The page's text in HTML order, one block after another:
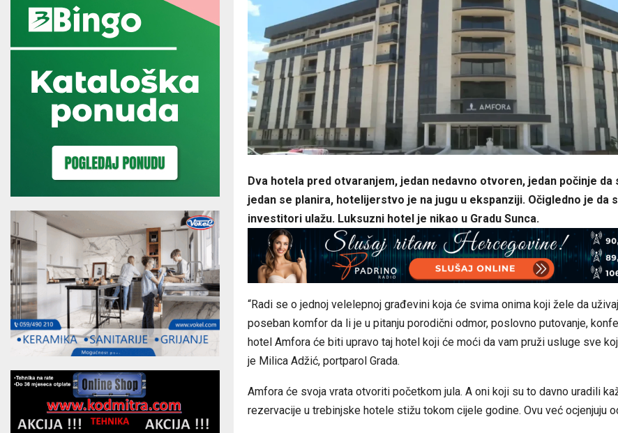
Dva hotela pred otvaranjem, jedan nedavno otvoren, jedan počinje da
jedan se planira, hotelijerstvo je na jugu u ekspanziji. Očigledno je da
investitori ulažu. Luksuzni hotel je nikao u Gradu Sunca.
“Radi se o jednoj velelepnoj građevini koja će svima onima koji žele da
poseban komfor da li je u pitanju porodični odmor, poslovno putovanje,
hotel Amfora će biti upravo taj hotel koji će moći da vam pruži usluge sve
je Milica Adžić, portparol Grada.
Amfora će svoja vrata otvoriti početkom jula. A oni koji su to davno uradili
rezervacije u trebinjske hotele stižu tokom cijele godine. Ovu već ocjenjuju